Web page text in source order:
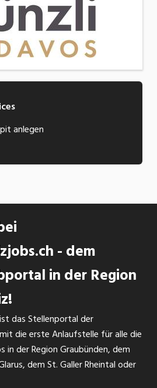
anlegen
- dem
in der Region
das Stellenportal der
die erste Anlaufstelle für alle die
in der Region Graubünden, dem
dem St. Galler Rheintal oder